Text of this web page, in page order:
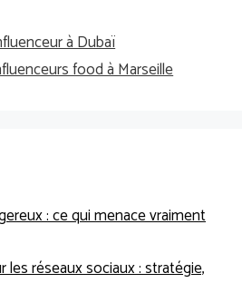
à Dubaï
food à Marseille
: ce qui menace vraiment
les réseaux sociaux : stratégie,